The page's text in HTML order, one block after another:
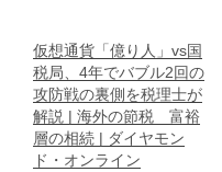
仮想通貨「億り人」vs国
税局、4年でバブル2回の
攻防戦の裏側を税理士が
解説 | 海外の節税 富裕
層の相続 | ダイヤモン
ド・オンライン